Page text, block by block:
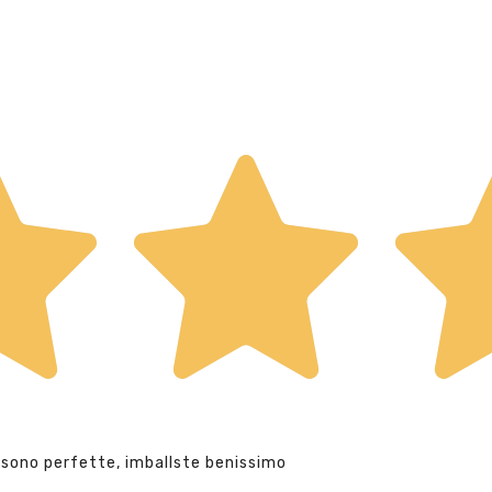
perfette, imballste benissimo